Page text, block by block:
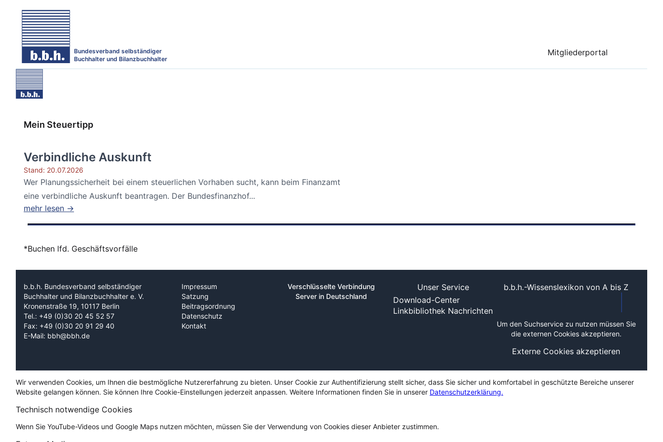
Bundesverband selbständiger
Buchhalter und Bilanzbuchhalter
Mitgliederportal
Mein Steuertipp
Verbindliche Auskunft
Stand: 20.07.2026
Wer Planungssicherheit bei einem steuerlichen Vorhaben sucht, kann beim Finanzamt
eine verbindliche Auskunft beantragen. Der Bundesfinanzhof...
mehr lesen →
*Buchen lfd. Geschäftsvorfälle
b.b.h. Bundesverband selbständiger
Buchhalter und Bilanzbuchhalter e. V.
Kronenstraße 19, 10117 Berlin
Tel.: +49 (0)30 20 45 52 57
Fax: +49 (0)30 20 91 29 40
E-Mail: bbh@bbh.de
Impressum
Satzung
Beitragsordnung
Datenschutz
Kontakt
Verschlüsselte Verbindung
Server in Deutschland
Unser Service
Download-Center
Linkbibliothek Nachrichten
b.b.h.-Wissenslexikon von A bis Z
Um den Suchservice zu nutzen müssen Sie
die externen Cookies akzeptieren.
Externe Cookies akzeptieren
Wir verwenden Cookies, um Ihnen die bestmögliche Nutzererfahrung zu bieten. Unser Cookie zur Authentifizierung stellt sicher, dass Sie sicher und komfortabel in geschützte Bereiche unserer
Website gelangen können. Sie können Ihre Cookie-Einstellungen jederzeit anpassen. Weitere Informationen finden Sie in unserer Datenschutzerklärung.
Technisch notwendige Cookies
Wenn Sie YouTube-Videos und Google Maps nutzen möchten, müssen Sie der Verwendung von Cookies dieser Anbieter zustimmen.